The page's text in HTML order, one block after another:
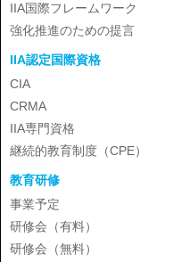
IIA国際フレームワーク
強化推進のための提言
IIA認定国際資格
CIA
CRMA
IIA専門資格
継続的教育制度（CPE）
教育研修
事業予定
研修会（有料）
研修会（無料）